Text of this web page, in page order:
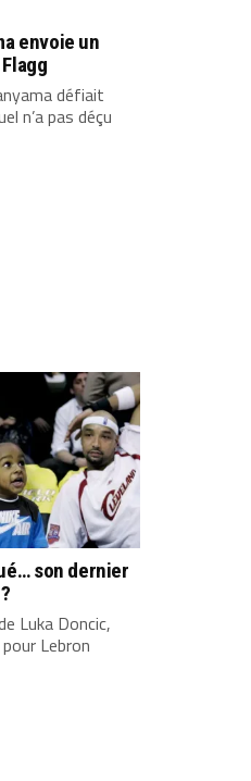
envoie un
défiait
n’a pas déçu
son dernier
Luka Doncic,
Lebron